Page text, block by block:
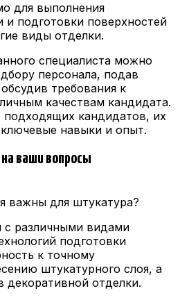
для выполнения
и подготовки поверхностей
виды отделки.
специалиста можно
персонала, подав
требования к
качествам кандидата.
подходящих кандидатов, их
навыки и опыт.
на ваши вопросы
важны для штукатура?
различными видами
подготовки
к точному
штукатурного слоя, а
декоративной отделки.